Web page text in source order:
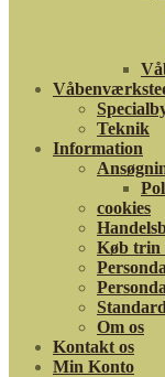
Teknik
Information
cookies
Køb trin
Om os
Kontakt os
Min Konto